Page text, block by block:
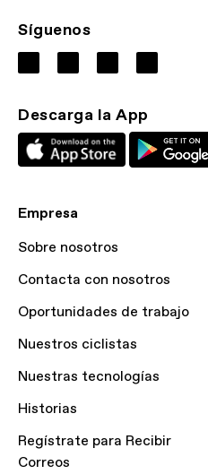
Síguenos
Descarga la App
Empresa
Sobre nosotros
Contacta con nosotros
Oportunidades de trabajo
Nuestros ciclistas
Nuestras tecnologías
Historias
Regístrate para Recibir
Correos